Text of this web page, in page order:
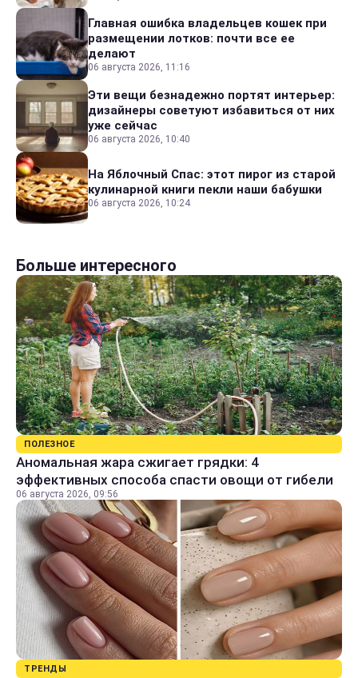
Главная ошибка владельцев кошек при
размещении лотков: почти все ее
делают
06 августа 2026, 11:16
Эти вещи безнадежно портят интерьер:
дизайнеры советуют избавиться от них
уже сейчас
06 августа 2026, 10:40
На Яблочный Спас: этот пирог из старой
кулинарной книги пекли наши бабушки
06 августа 2026, 10:24
Больше интересного
ПОЛЕЗНОЕ
Аномальная жара сжигает грядки: 4
эффективных способа спасти овощи от гибели
06 августа 2026, 09:56
ТРЕНДЫ